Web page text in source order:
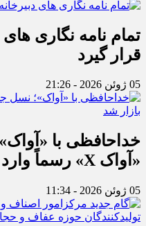
تمام نامه نگاری های
قرار گیرد
05 ژوئن 2026 - 21:26
خداحافظی با
«آواک X» رسماً وارد بازار شد
05 ژوئن 2026 - 11:34